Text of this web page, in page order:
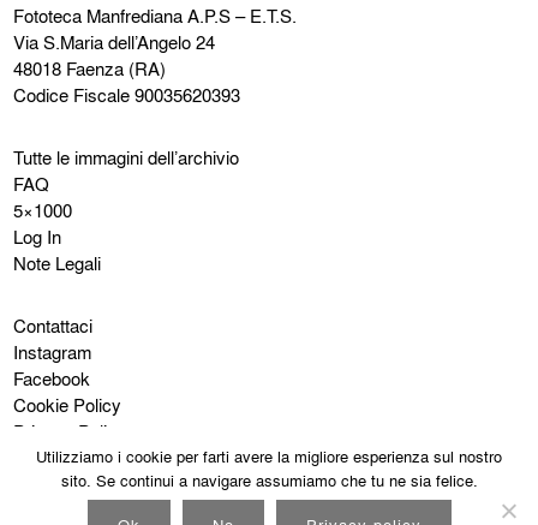
Fototeca ManfredianaA.P.S – E.T.S.
Via S.Maria dell’Angelo 24
48018 Faenza (RA)
Codice Fiscale 90035620393
Tutte le immagini dell’archivio
FAQ
5×1000
Log In
Note Legali
Contattaci
Instagram
Facebook
Cookie Policy
Privacy Policy
Utilizziamo i cookie per farti avere la migliore esperienza sul nostro
sito. Se continui a navigare assumiamo che tu ne sia felice.